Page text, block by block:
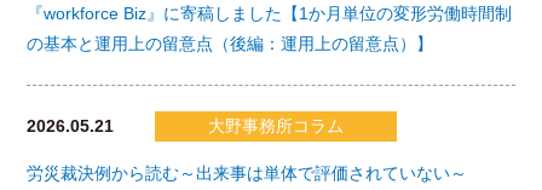
『workforce Biz』に寄稿しました【1か月単位の変形労働時間制
の基本と運用上の留意点（後編：運用上の留意点）】
2026.05.21 大野事務所コラム
労災裁決例から読む～出来事は単体で評価されていない～